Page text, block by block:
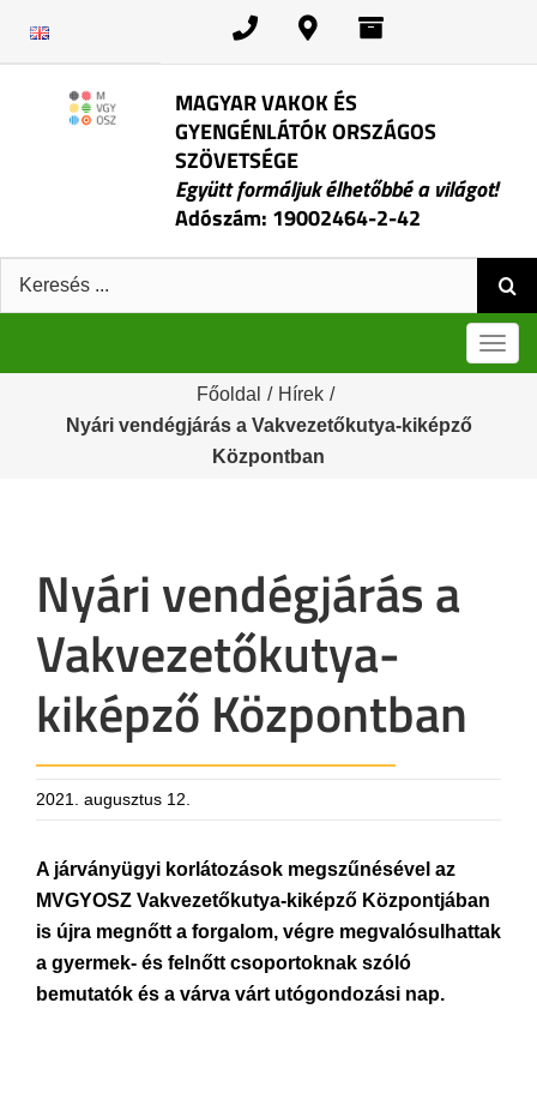
MAGYAR VAKOK ÉS
GYENGÉNLÁTÓK ORSZÁGOS
SZÖVETSÉGE
Együtt formáljuk élhetőbbé a világot!
Adószám: 19002464-2-42
Keresés:
Főoldal / Hírek /
Nyári vendégjárás a Vakvezetőkutya-kiképző
Központban
Nyári vendégjárás a
Vakvezetőkutya-
kiképző Központban
2021. augusztus 12.
A járványügyi korlátozások megszűnésével az
MVGYOSZ Vakvezetőkutya-kiképző Központjában
is újra megnőtt a forgalom, végre megvalósulhattak
a gyermek- és felnőtt csoportoknak szóló
bemutatók és a várva várt utógondozási nap.